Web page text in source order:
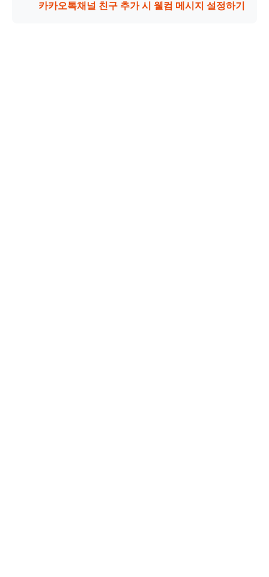
카카오톡채널 친구 추가 시 웰컴 메시지 설정하기